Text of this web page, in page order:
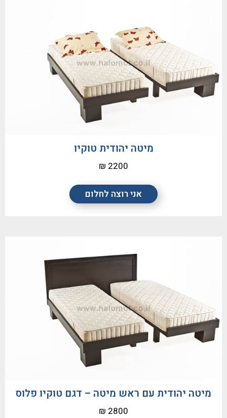
אני רוצה לחלום
מיטה יהודית טוקיו
2200 ₪
מיטה יהודית עם ראש מיטה – דגם טוקיו פלוס
2800 ₪